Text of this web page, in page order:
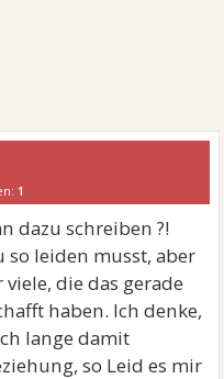
1
dazu schreiben ?!
so leiden musst, aber
die das gerade
haben. Ich denke,
lange damit
so Leid es mir